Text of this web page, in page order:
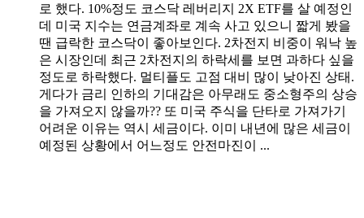
로 했다. 10%정도 코스닥 레버리지 2X ETF를 살 예정인
데 미국 지수는 연금계좌로 계속 사고 있으니 짧게 봤을
땐 급락한 코스닥이 좋아보인다. 2차전지 비중이 워낙 높
은 시장인데 최근 2차전지의 하락세를 보면 과하다 싶을
정도로 하락했다. 멀티플도 고점 대비 많이 낮아진 상태.
게다가 금리 인하의 기대감은 아무래도 중소형주의 상승
을 가져오지 않을까?? 또 미국 주식을 단타로 가져가기
어려운 이유는 역시 세금이다. 이미 내년에 많은 세금이
예정된 상황에서 어느정도 안전마진이 ...